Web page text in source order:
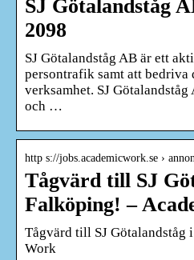
SJ Götalandståg
2098
SJ Götalandståg AB är ett
persontrafik samt att bedriva
verksamhet. SJ
och …
http s://jobs.academicwork.se ›
Tågvärd till SJ
Falköping! –
Tågvärd till SJ Götalandståg
Work